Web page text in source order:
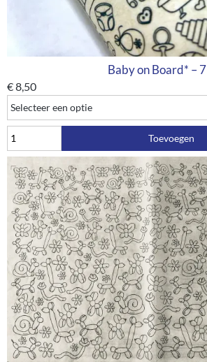
Baby on Board* – 7
€8,50
Toevoegen